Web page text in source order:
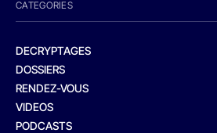
CATEGORIES
DECRYPTAGES
DOSSIERS
RENDEZ-VOUS
VIDEOS
PODCASTS